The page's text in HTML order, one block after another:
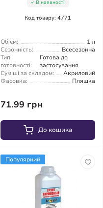
В наявності
Код товару: 4771
Об'єм:
1 л
Сезонність:
Всесезонна
Тип
готовності:
Готова до
застосування
Суміші за складом:
Акриловий
Фасовка:
Пляшка
71.99 грн
До кошика
Популярний